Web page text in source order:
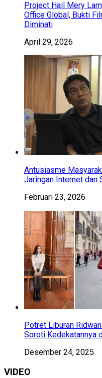
Project Hail Mery
Office Global, Bukti
Diminati
April 29, 2026
Antusiasme
Jaringan Internet dan
Februari 23, 2026
Potret Liburan
Soroti Kedekatannya
Desember 24, 2025
VIDEO